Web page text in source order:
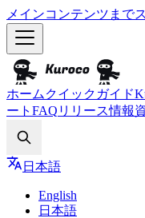
メインコンテンツまで
ホーム クイックガイド
ート FAQ リリース情報
日本語
English
日本語